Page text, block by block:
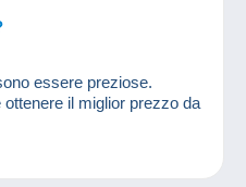
essere preziose.
il miglior prezzo da